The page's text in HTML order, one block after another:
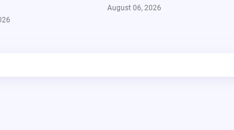
August 06, 2026